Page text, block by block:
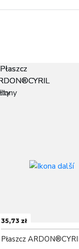
35,73 zł
Płaszcz